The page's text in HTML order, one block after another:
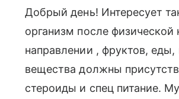
Добрый день! Интересует
организм после
направлении , фруктов,
вещества должны
стероиды и спец питание.